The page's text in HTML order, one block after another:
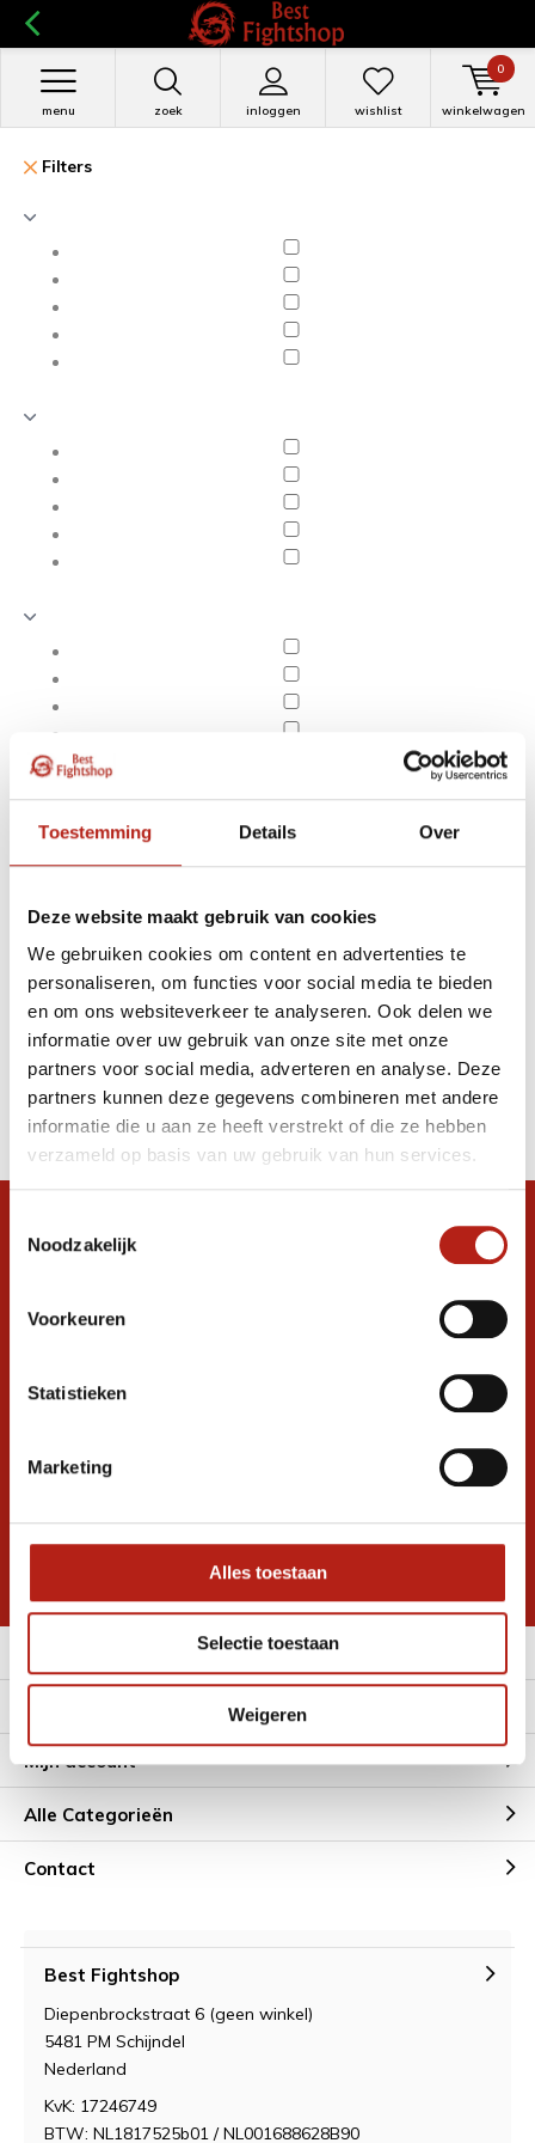
Toestemming Details Over
Deze website maakt gebruik van cookies
We gebruiken cookies om content en advertenties te
personaliseren, om functies voor social media te bieden
en om ons websiteverkeer te analyseren. Ook delen we
informatie over uw gebruik van onze site met onze
partners voor social media, adverteren en analyse. Deze
partners kunnen deze gegevens combineren met andere
informatie die u aan ze heeft verstrekt of die ze hebben
verzameld op basis van uw gebruik van hun services.
Noodzakelijk
Voorkeuren
Statistieken
Marketing
Alles toestaan
Selectie toestaan
Weigeren
zoek inloggen
menu wishlist winkelwagen
0
Filters
Apply filters 3 Cm Puzzelmatten
Producten
Filter
Ontvang de nieuwste aanbiedingen en
promoties
Inschrijven voor
korting
* Lees hier de wettelijke beperkingen
Mijn account
Alle Categorieën
Contact
Best Fightshop
Diepenbrockstraat 6 (geen winkel)
5481 PM Schijndel
Nederland
KvK: 17246749
BTW: NL1817525b01 / NL001688628B90